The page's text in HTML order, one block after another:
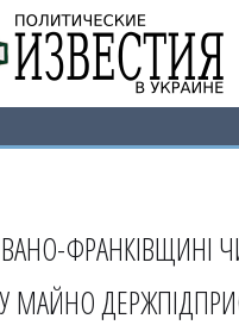
ФРАНКІВЩИНІ
МАЙНО